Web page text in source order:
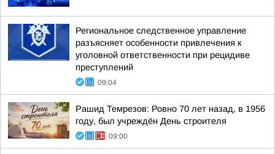
Региональное следственное управление
разъясняет особенности привлечения к
уголовной ответственности при рецидиве
преступлений
09:04
Рашид Темрезов: Ровно 70 лет назад, в 1956
году, был учреждён День строителя
09:00